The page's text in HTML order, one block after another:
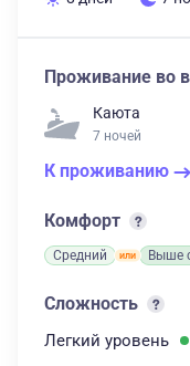
Проживание во
Каюта
7 ночей
К проживанию
Комфорт
Средний Выше
Сложность
Легкий уровень